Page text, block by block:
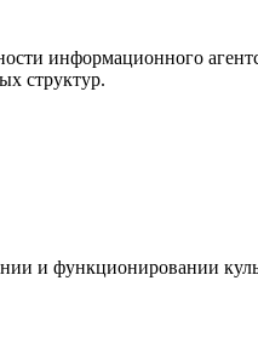
информационного
структур.
и функционировании